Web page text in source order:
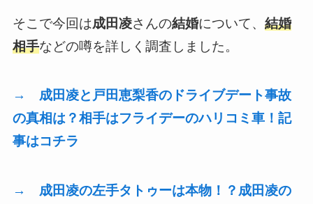
そこで今回は成田凌さんの結婚について、 結婚
相手などの噂を詳しく調査しました。
→ 成田凌と戸田恵梨香のドライブデート事故
の真相は？相手はフライデーのハリコミ車！記
事はコチラ
→ 成田凌の左手タトゥーは本物！？成田凌の